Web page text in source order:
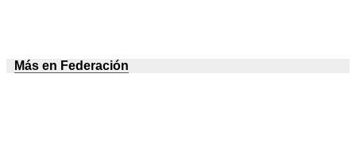
Más en Federación